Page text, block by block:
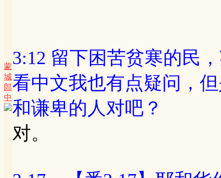
蒙
城
郎
中
3:12 留下困苦贫寒的民
看中文我也有点疑问，
和谦卑的人对吧？
对。